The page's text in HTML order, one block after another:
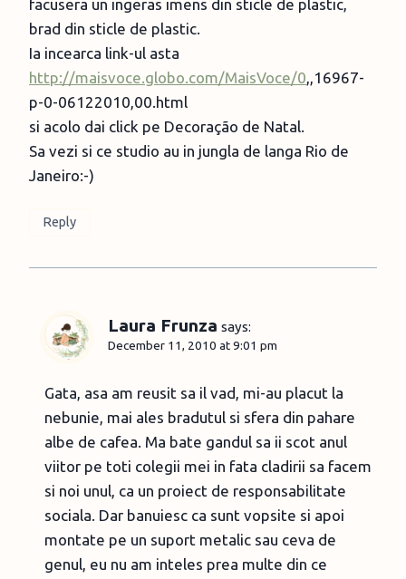
facusera un ingeras imens din sticle de plastic,
brad din sticle de plastic.
Ia incearca link-ul asta
http://maisvoce.globo.com/MaisVoce/0 ,,16967-
p-0-06122010,00.html
si acolo dai click pe Decoração de Natal.
Sa vezi si ce studio au in jungla de langa Rio de
Janeiro:-)
Reply
Laura Frunza says:
December 11, 2010 at 9:01 pm
Gata, asa am reusit sa il vad, mi-au placut la
nebunie, mai ales bradutul si sfera din pahare
albe de cafea. Ma bate gandul sa ii scot anul
viitor pe toti colegii mei in fata cladirii sa facem
si noi unul, ca un proiect de responsabilitate
sociala. Dar banuiesc ca sunt vopsite si apoi
montate pe un suport metalic sau ceva de
genul, eu nu am inteles prea multe din ce